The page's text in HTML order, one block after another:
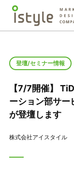
登壇/セミナー情報
【7/7開催】
ーション部サー
が登壇します
株式会社アイスタイル